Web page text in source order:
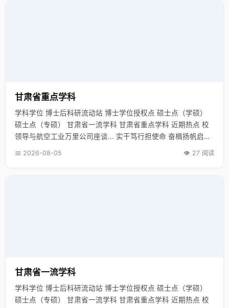
甘肃省重点学科
学科学位 博士后科研流动站 博士学位授权点 硕士点（学硕）
硕士点（专硕） 甘肃省一流学科 甘肃省重点学科 近期热点 校
领导与航空工业万里公司座谈... 实干笃行担使命 奋楫扬帆启新
📅 2026-08-05 👁️ 27 阅读
甘肃省一流学科
学科学位 博士后科研流动站 博士学位授权点 硕士点（学硕）
硕士点（专硕） 甘肃省一流学科 甘肃省重点学科 近期热点 校